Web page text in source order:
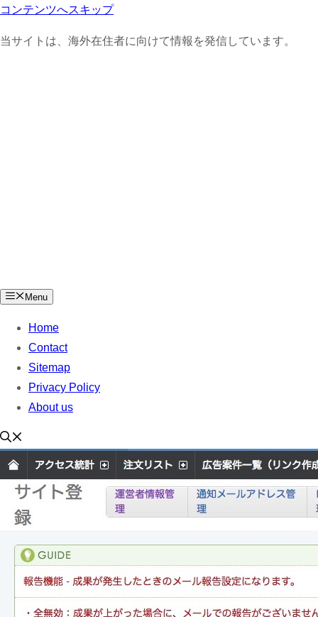
コンテンツへスキップ
当サイトは、海外在住者に向けて情報を発信しています。
Menu
Home
Contact
Sitemap
Privacy Policy
About us